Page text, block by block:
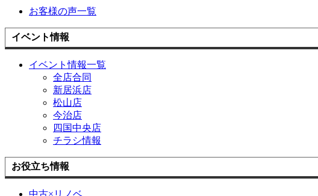
お客様の声一覧
イベント情報
イベント情報一覧
全店合同
新居浜店
松山店
今治店
四国中央店
チラシ情報
お役立ち情報
中古×リノベ